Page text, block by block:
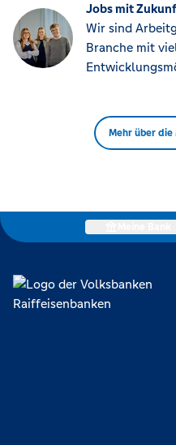
Jobs mit
Wir sind
Branche mit
Mehr über